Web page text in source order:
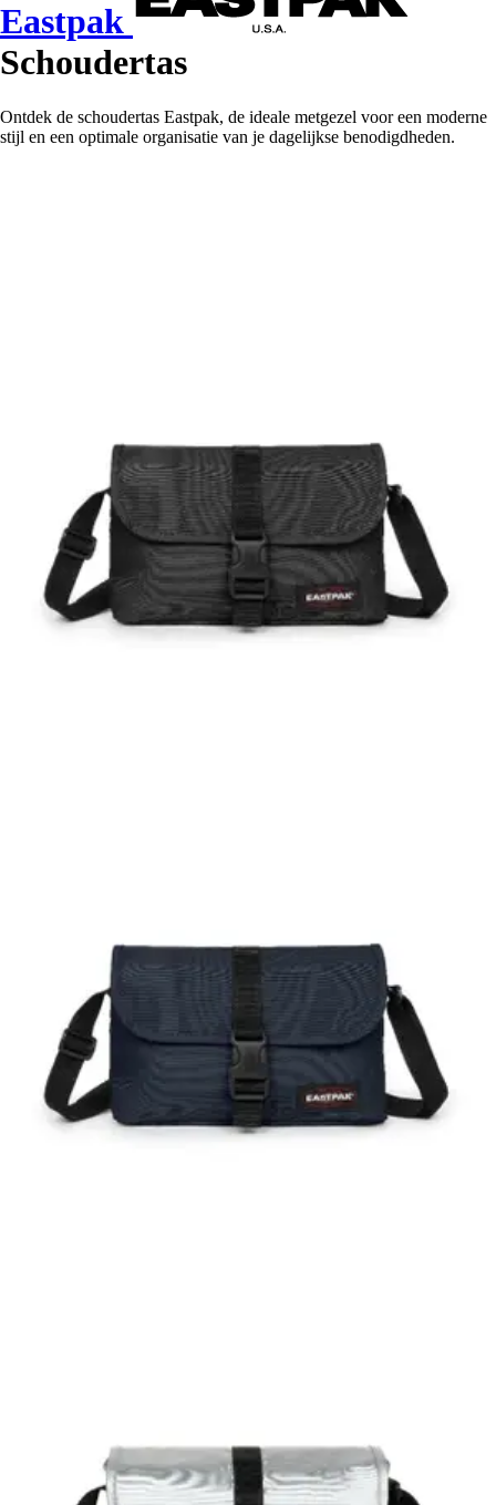
Eastpak
Schoudertas
Ontdek de schoudertas Eastpak, de ideale metgezel voor een moderne
stijl en een optimale organisatie van je dagelijkse benodigdheden.